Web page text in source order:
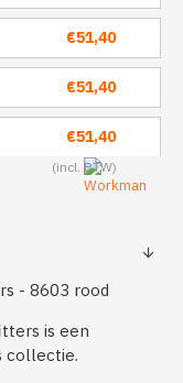
€51,40
€51,40
€51,40
- 8603 rood
is een
collectie.